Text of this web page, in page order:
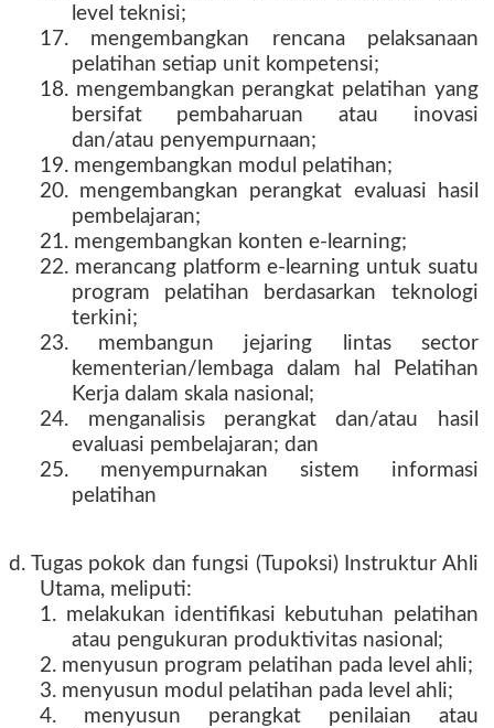
level teknisi;
17. mengembangkan rencana pelaksanaan
pelatihan setiap unit kompetensi;
18. mengembangkan perangkat pelatihan yang
bersifat pembaharuan atau inovasi
dan/atau penyempurnaan;
19. mengembangkan modul pelatihan;
20. mengembangkan perangkat evaluasi hasil
pembelajaran;
21. mengembangkan konten e-learning;
22. merancang platform e-learning untuk suatu
program pelatihan berdasarkan teknologi
terkini;
23. membangun jejaring lintas sector
kementerian/lembaga dalam hal Pelatihan
Kerja dalam skala nasional;
24. menganalisis perangkat dan/atau hasil
evaluasi pembelajaran; dan
25. menyempurnakan sistem informasi
pelatihan
d. Tugas pokok dan fungsi (Tupoksi) Instruktur Ahli
Utama, meliputi:
1. melakukan identifikasi kebutuhan pelatihan
atau pengukuran produktivitas nasional;
2. menyusun program pelatihan pada level ahli;
3. menyusun modul pelatihan pada level ahli;
4. menyusun perangkat penilaian atau